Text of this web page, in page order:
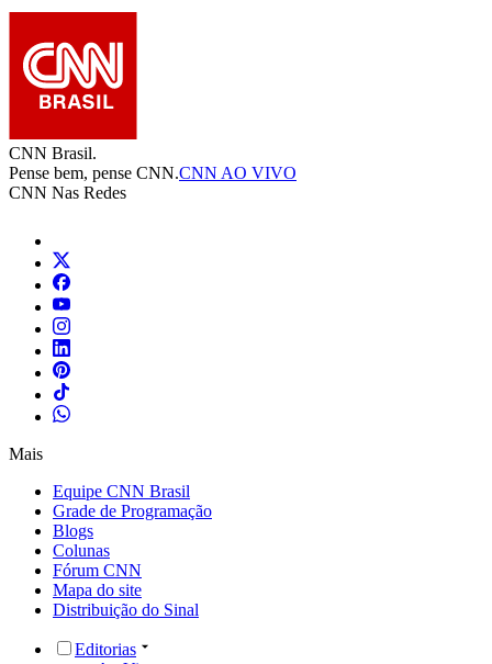
CNN Brasil.
Pense bem, pense CNN.CNN AO VIVO
CNN Nas Redes
Mais
Equipe CNN Brasil
Grade de Programação
Blogs
Colunas
Fórum CNN
Mapa do site
Distribuição do Sinal
Editorias